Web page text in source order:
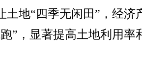
土地“四季无闲田”，经济
”，显著提高土地利用率